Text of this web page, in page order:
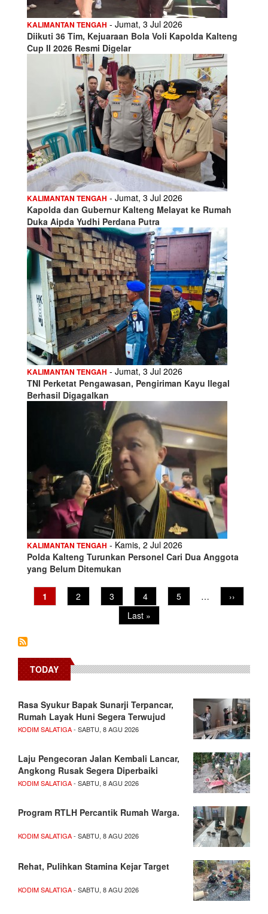
KALIMANTAN TENGAH - Jumat, 3 Jul 2026
Diikuti 36 Tim, Kejuaraan Bola Voli Kapolda Kalteng
Cup II 2026 Resmi Digelar
KALIMANTAN TENGAH - Jumat, 3 Jul 2026
Kapolda dan Gubernur Kalteng Melayat ke Rumah
Duka Aipda Yudhi Perdana Putra
KALIMANTAN TENGAH - Jumat, 3 Jul 2026
TNI Perketat Pengawasan, Pengiriman Kayu Ilegal
Berhasil Digagalkan
KALIMANTAN TENGAH - Kamis, 2 Jul 2026
Polda Kalteng Turunkan Personel Cari Dua Anggota
yang Belum Ditemukan
Pagination
Current
page
1 Page
2 Page
3 Page
4 Page
5 …
Next
page
››
Last
page
Last »
TODAY
Rasa Syukur Bapak Sunarji Terpancar,
Rumah Layak Huni Segera Terwujud
KODIM SALATIGA- SABTU, 8 AGU 2026
Laju Pengecoran Jalan Kembali Lancar,
Angkong Rusak Segera Diperbaiki
KODIM SALATIGA- SABTU, 8 AGU 2026
Program RTLH Percantik Rumah Warga.
KODIM SALATIGA- SABTU, 8 AGU 2026
Rehat, Pulihkan Stamina Kejar Target
KODIM SALATIGA- SABTU, 8 AGU 2026